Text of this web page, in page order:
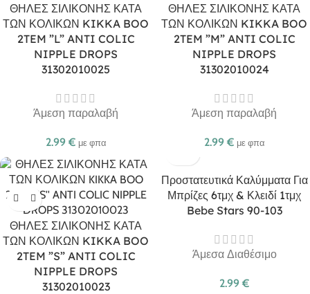
ΘΗΛΕΣ ΣΙΛΙΚΟΝΗΣ ΚΑΤΑ
ΤΩΝ ΚΟΛΙΚΩΝ KIKKA BOO
2TEM ”L” ANTI COLIC
NIPPLE DROPS
31302010025
Άμεση παραλαβή
2.99 € με φπα
ΘΗΛΕΣ ΣΙΛΙΚΟΝΗΣ ΚΑΤΑ
ΤΩΝ ΚΟΛΙΚΩΝ KIKKA BOO
2TEM ”M” ANTI COLIC
NIPPLE DROPS
31302010024
Άμεση παραλαβή
2.99 € με φπα
ΘΗΛΕΣ ΣΙΛΙΚΟΝΗΣ ΚΑΤΑ
ΤΩΝ ΚΟΛΙΚΩΝ KIKKA BOO
2TEM ”S” ANTI COLIC
NIPPLE DROPS
31302010023
Προστατευτικά Καλύμματα Για
Μπρίζες 6τμχ & Κλειδί 1τμχ
Bebe Stars 90-103
Άμεσα Διαθέσιμο
2.99 €